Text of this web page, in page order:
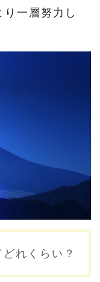
一層努力し
ン
れくらい？